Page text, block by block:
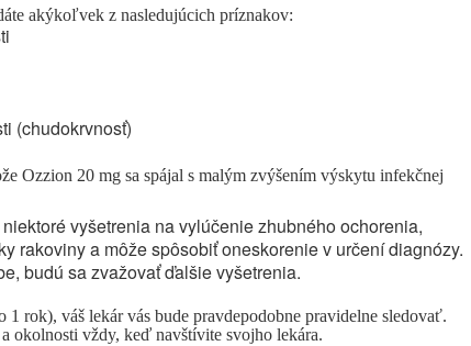
akýkoľvek z nasledujúcich príznakov:
(chudokrvnosť)
Ozzion 20 mg sa spájal s malým zvýšením výskytu infekčnej
vyšetrenia na vylúčenie zhubného ochorenia,
rakoviny a môže spôsobiť oneskorenie v určení diagnózy.
budú sa zvažovať ďalšie vyšetrenia.
1 rok), váš lekár vás bude pravdepodobne pravidelne sledovať.
okolnosti vždy, keď navštívite svojho lekára.